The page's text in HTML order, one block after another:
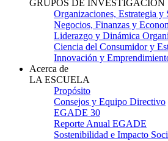
GRUPOS DE INVESTIGACIÓN
Organizaciones, Estrategia y
Negocios, Finanzas y
Liderazgo y Dinámica
Ciencia del Consumidor y
Innovación y
Acerca de
LA ESCUELA
Propósito
Consejos y Equipo Directivo
EGADE 30
Reporte Anual EGADE
Sostenibilidad e Impacto